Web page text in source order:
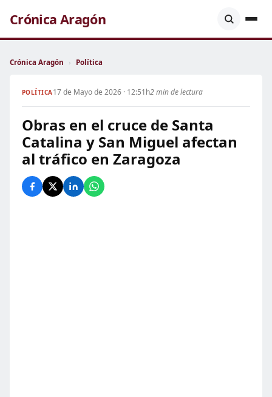
Crónica Aragón
Crónica Aragón › Política
POLÍTICA17 de Mayo de 2026 · 12:51h2 min de lectura
Obras en el cruce de Santa
Catalina y San Miguel afectan
al tráfico en Zaragoza